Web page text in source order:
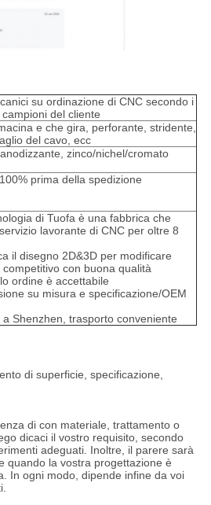
su ordinazione di CNC secondo i
del cliente
e che gira, perforante, stridente,
del cavo, ecc
zinco/nichel/cromato
prima della spedizione
di Tuofa è una fabbrica che
lavorante di CNC per oltre 8
il disegno 2D&3D per modificare
con buona qualità
ordine è accettabile
su misura e specificazione/OEM
a Shenzhen, trasporto conveniente
di superficie, specificazione,
di con materiale, trattamento o
dicaci il vostro requisito, secondo
adeguati. Inoltre, il parere sarà
quando la vostra progettazione è
In ogni modo, dipende infine da voi